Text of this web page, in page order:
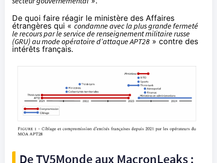
De quoi faire réagir le ministère des Affaires
étrangères qui « condamne avec la plus grande fermeté
le recours par le service de renseignement militaire russe
(GRU) au mode opératoire d’attaque APT28 » contre des
intérêts français.
De TV5Monde aux MacronLeaks :